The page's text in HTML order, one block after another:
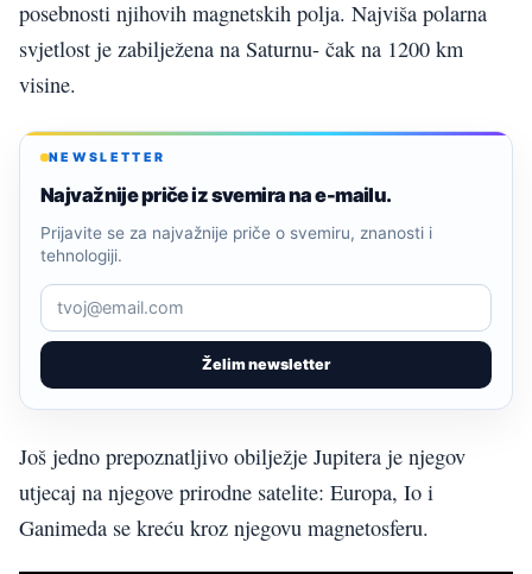
posebnosti njihovih magnetskih polja. Najviša polarna
svjetlost je zabilježena na Saturnu- čak na 1200 km
visine.
NEWSLETTER
Najvažnije priče iz svemira na e-mailu.
Želim newsletter
Prijavite se za najvažnije priče o svemiru, znanosti i
tehnologiji.
Još jedno prepoznatljivo obilježje Jupitera je njegov
utjecaj na njegove prirodne satelite: Europa, Io i
Ganimeda se kreću kroz njegovu magnetosferu.